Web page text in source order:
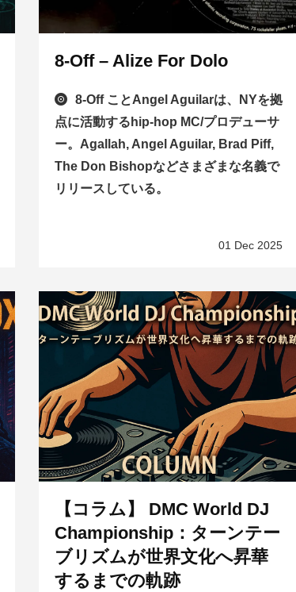
8-Off – Alize For Dolo
8-Off ことAngel Aguilarは、NYを拠
点に活動するhip-hop MC/プロデューサ
ー。Agallah, Angel Aguilar, Brad Piff,
The Don Bishopなどさまざまな名義で
リリースしている。
01 Dec 2025
【コラム】 DMC World DJ
Championship：ターンテー
ブリズムが世界文化へ昇華
するまでの軌跡